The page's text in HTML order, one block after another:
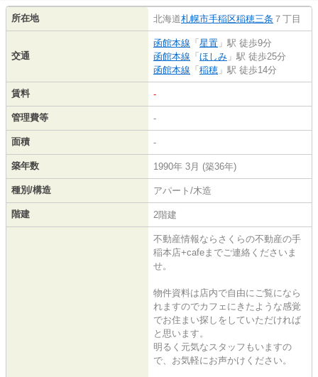
所在地 北海道札幌市手稲区稲穂三条 ７丁目
交通
函館本線 「星置 」駅 徒歩9分
函館本線 「ほしみ 」駅 徒歩25分
函館本線 「稲穂 」駅 徒歩14分
賃料 -
管理費等 -
面積 -
築年数 1990年 3月 (築36年)
種別/構造 アパート/木造
階建 2階建
不動産情報ならさくらの不動産の手
稲本店+cafeまでご連絡くださいま
せ。
物件資料は店内で自由にご覧になら
れますのでカフェにきたような感覚
でお住まい探しをしていただければ
と思います。
明るく元気なスタッフもいますの
で、お気軽にお声かけください。